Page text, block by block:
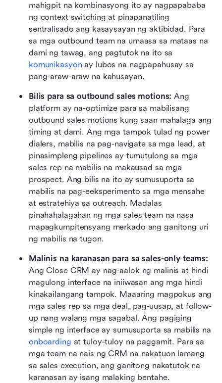
mahigpit na kombinasyong ito ay nagpapababa
ng context switching at pinapanatiling
sentralisado ang kasaysayan ng aktibidad. Para
sa mga outbound team na umaasa sa mataas na
komunikasyon ay lubos na nagpapahusay sa
pang-araw-araw na kahusayan.
Bilis para sa outbound sales motions: Ang
platform ay na-optimize para sa mabilisang
outbound sales motions kung saan mahalaga ang
timing at dami. Ang mga tampok tulad ng power
dialers, mabilis na pag-navigate sa mga lead, at
pinasimpleng pipelines ay tumutulong sa mga
sales rep na mabilis na makausad sa mga
prospect. Ang bilis na ito ay sumusuporta sa
mabilis na pag-eeksperimento sa mga mensahe
at estratehiya sa outreach. Madalas
pinahahalagahan ng mga sales team na nasa
mapagkumpitensyang merkado ang ganitong uri
ng mabilis na tugon.
Ang Close CRM ay nag-aalok ng malinis at hindi
magulong interface na iniiwasan ang mga hindi
kinakailangang tampok. Maaaring magpokus ang
mga sales rep sa mga deal, pag-uusap, at follow-
up nang walang mga sagabal. Ang pagiging
onboarding at tuloy-tuloy na paggamit. Para sa
mga team na nais ng CRM na nakatuon lamang
sa sales execution, ang ganitong nakatutok na
karanasan ay isang malaking bentahe.